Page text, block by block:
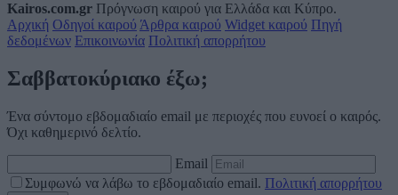
Kairos.com.gr Πρόγνωση καιρού για Ελλάδα και Κύπρο.
Αρχική Οδηγοί καιρού Άρθρα καιρού Widget καιρού Πηγή
δεδομένων Επικοινωνία Πολιτική απορρήτου
Σαββατοκύριακο έξω;
Ένα σύντομο εβδομαδιαίο email με περιοχές που ευνοεί ο καιρός.
Όχι καθημερινό δελτίο.
Email
Συμφωνώ να λάβω το εβδομαδιαίο email. Πολιτική απορρήτου